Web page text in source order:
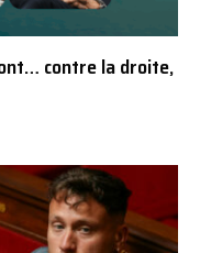
contre la droite,